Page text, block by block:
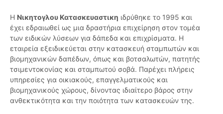
Η Νικητογλου Κατασκευαστικη ιδρύθηκε το 1995 και
έχει εδραιωθεί ως μια δραστήρια επιχείρηση στον τομέα
των ειδικών λύσεων για δάπεδα και επιχρίσματα. Η
εταιρεία εξειδικεύεται στην κατασκευή σταμπωτών και
βιομηχανικών δαπέδων, όπως και βοτσαλωτών, πατητής
τσιμεντοκονίας και σταμπωτού σοβά. Παρέχει πλήρεις
υπηρεσίες για οικιακούς, επαγγελματικούς και
βιομηχανικούς χώρους, δίνοντας ιδιαίτερο βάρος στην
ανθεκτικότητα και την ποιότητα των κατασκευών της.